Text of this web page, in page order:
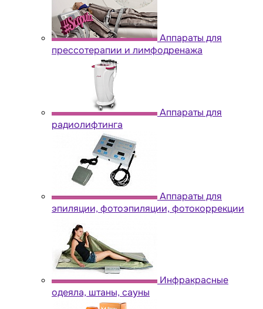
Аппараты для
прессотерапии и лимфодренажа
Аппараты для
радиолифтинга
Аппараты для
эпиляции, фотоэпиляции, фотокоррекции
Инфракрасные
одеяла, штаны, сауны